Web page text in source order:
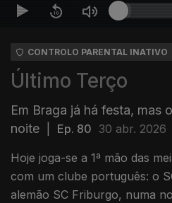
CONTROLO PARENTAL INATIVO
Último Terço
Em Braga já há festa, mas
noite
Ep. 80 30 abr. 2026
Hoje joga-se a 1ª mão das
com um clube português: o
alemão SC Friburgo, numa